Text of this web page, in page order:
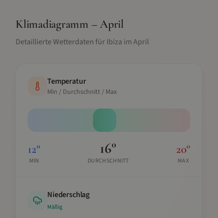
Klimadiagramm –April
Detaillierte Wetterdaten fürIbiza imApril
Temperatur
Min / Durchschnitt / Max
12°
MIN
16°
DURCHSCHNITT
20°
MAX
Niederschlag
Mäßig